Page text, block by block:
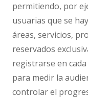
permitiendo, por
usuarias que se
áreas, servicios,
reservados
registrarse en
para medir la
controlar el